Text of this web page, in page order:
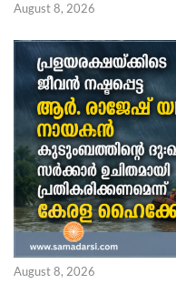
August 8, 2026
August 8, 2026